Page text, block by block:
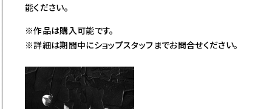
能ください。
※作品は購入可能です。
※詳細は期間中にショップスタッフまでお問合せください。